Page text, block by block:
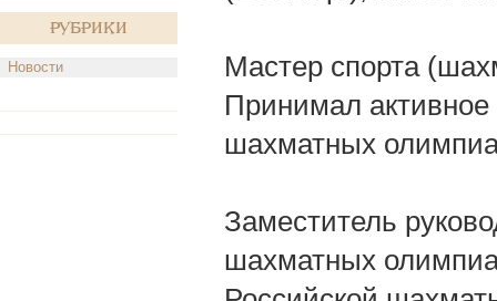
Рубрики
Новости
Мастер спорта
Принимал
шахматных
Заместитель
шахматных